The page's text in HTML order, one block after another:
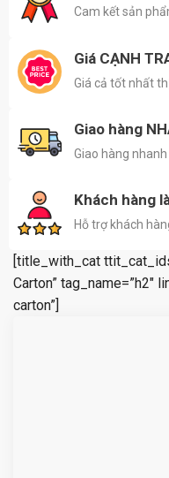
Cam kết sản
Giá CẠNH
Giá cả tốt nhất
Giao hàng
Giao hàng
Khách hàng
Hỗ trợ khách
[title_with_cat
Carton” tag_name=”h2″
carton”]